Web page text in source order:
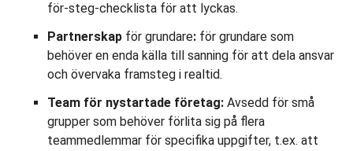
för-steg-checklista för att lyckas.
Partnerskap för grundare: för grundare som
behöver en enda källa till sanning för att dela ansvar
och övervaka framsteg i realtid.
Team för nystartade företag: Avsedd för små
grupper som behöver förlita sig på flera
teammedlemmar för specifika uppgifter, t.ex. att